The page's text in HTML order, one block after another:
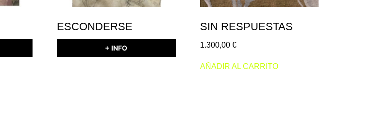
ESCONDERSE
+ INFO
SIN RESPUESTAS
1.300,00 €
AÑADIR AL CARRITO